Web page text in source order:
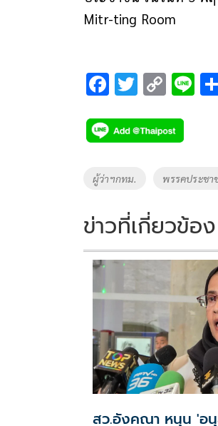
Mitr-ting Room
F
e
b
o
k
T
tt
er
C
p
y
Li
k
Li
Tags
ผู้ว่าฯกทม. พรรคประชา
ข่าวที่เกี่ยวข้อง
สว.อังคณา หนุน 'อ